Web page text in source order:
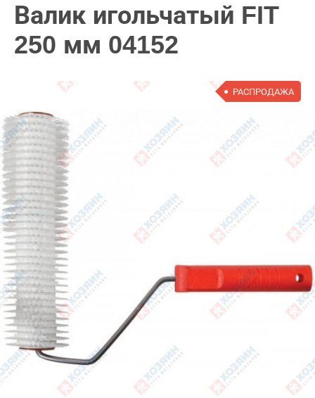
Валик игольчатый FIT
250 мм 04152
РАСПРОДАЖА